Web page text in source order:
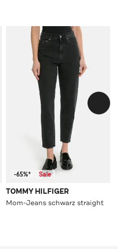
-65%* Sale
TOMMY HILFIGER
Mom-Jeans schwarz straight